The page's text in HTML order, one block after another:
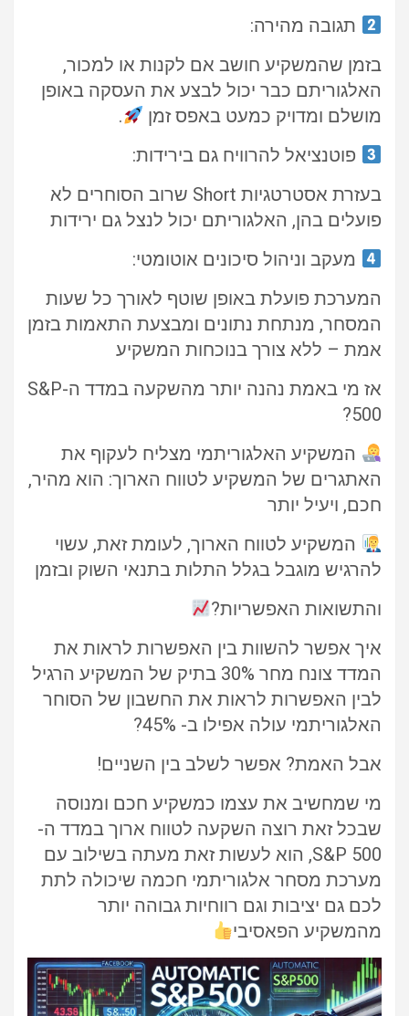
תגובה מהירה:
בזמן שהמשקיע חושב אם לקנות או למכור,
האלגוריתם כבר יכול לבצע את העסקה באופן
מושלם ומדויק כמעט באפס זמן
.
פוטנציאל להרוויח גם בירידות:
בעזרת אסטרטגיות Short שרוב הסוחרים לא
פועלים בהן, האלגוריתם יכול לנצל גם ירידות
מעקב וניהול סיכונים אוטומטי:
המערכת פועלת באופן שוטף לאורך כל שעות
המסחר, מנתחת נתונים ומבצעת התאמות בזמן
אמת – ללא צורך בנוכחות המשקיע
אז מי באמת נהנה יותר מהשקעה במדד ה-S&P
500?
המשקיע האלגוריתמי מצליח לעקוף את
האתגרים של המשקיע לטווח הארוך: הוא מהיר,
חכם, ויעיל יותר
המשקיע לטווח הארוך, לעומת זאת, עשוי
להרגיש מוגבל בגלל התלות בתנאי השוק ובזמן
והתשואות האפשריות?
איך אפשר להשוות בין האפשרות לראות את
המדד צונח מחר 30% בתיק של המשקיע הרגיל
לבין האפשרות לראות את החשבון של הסוחר
האלגוריתמי עולה אפילו ב- 45%?
אבל האמת? אפשר לשלב בין השניים!
מי שמחשיב את עצמו כמשקיע חכם ומנוסה
שבכל זאת רוצה השקעה לטווח ארוך במדד ה-
S&P 500, הוא לעשות זאת מעתה בשילוב עם
מערכת מסחר אלגוריתמי חכמה שיכולה לתת
לכם גם יציבות וגם רווחיות גבוהה יותר
מהמשקיע הפאסיבי